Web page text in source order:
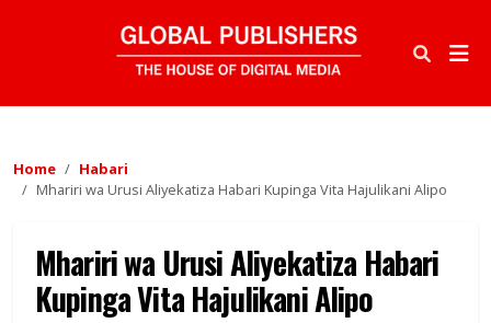
Home
Habari
Mhariri wa Urusi Aliyekatiza Habari Kupinga Vita Hajulikani Alipo
Mhariri wa Urusi Aliyekatiza Habari
Kupinga Vita Hajulikani Alipo